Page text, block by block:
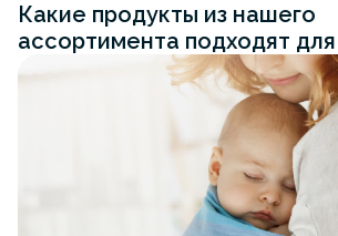
Какие продукты из нашего
ассортимента подходят